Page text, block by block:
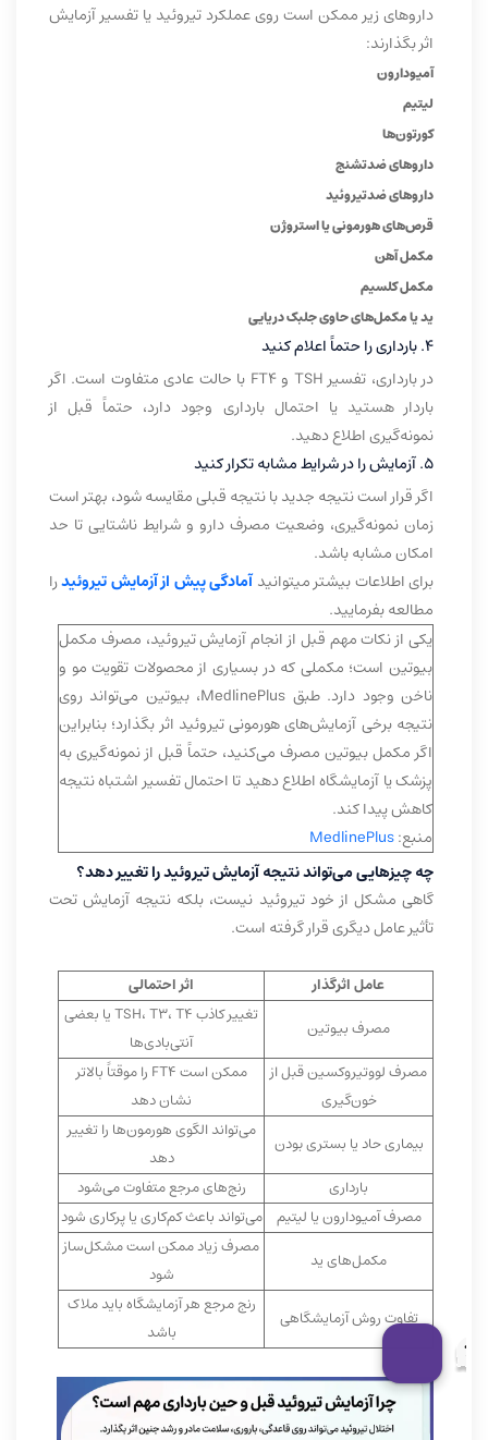
داروهای زیر ممکن است روی عملکرد تیروئید یا تفسیر آزمایش
اثر بگذارند:
آمیودارون
لیتیم
کورتون‌ها
داروهای ضدتشنج
داروهای ضدتیروئید
قرص‌های هورمونی یا استروژن
مکمل آهن
مکمل کلسیم
ید یا مکمل‌های حاوی جلبک دریایی
۴. بارداری را حتماً اعلام کنید
در بارداری، تفسیر TSH و FT4 با حالت عادی متفاوت است. اگر
باردار هستید یا احتمال بارداری وجود دارد، حتماً قبل از
نمونه‌گیری اطلاع دهید.
۵. آزمایش را در شرایط مشابه تکرار کنید
اگر قرار است نتیجه جدید با نتیجه قبلی مقایسه شود، بهتر است
زمان نمونه‌گیری، وضعیت مصرف دارو و شرایط ناشتایی تا حد
امکان مشابه باشد.
برای اطلاعات بیشتر میتوانیدآمادگی پیش از آزمایش تیروئیدرا
مطالعه بفرمایید.
یکی از نکات مهم قبل از انجام آزمایش تیروئید، مصرف مکمل
بیوتین است؛ مکملی که در بسیاری از محصولات تقویت مو و
ناخن وجود دارد. طبق MedlinePlus، بیوتین می‌تواند روی
نتیجه برخی آزمایش‌های هورمونی تیروئید اثر بگذارد؛ بنابراین
اگر مکمل بیوتین مصرف می‌کنید، حتماً قبل از نمونه‌گیری به
پزشک یا آزمایشگاه اطلاع دهید تا احتمال تفسیر اشتباه نتیجه
کاهش پیدا کند.
منبع:MedlinePlus
چه چیزهایی می‌تواند نتیجه آزمایش تیروئید را تغییر دهد؟
گاهی مشکل از خود تیروئید نیست، بلکه نتیجه آزمایش تحت
تأثیر عامل دیگری قرار گرفته است.
عامل اثرگذار
اثر احتمالی
مصرف بیوتین
تغییر کاذب TSH، T3، T4 یا بعضی
آنتی‌بادی‌ها
مصرف لووتیروکسین قبل از
خون‌گیری
ممکن است FT4 را موقتاً بالاتر
نشان دهد
بیماری حاد یا بستری بودن
می‌تواند الگوی هورمون‌ها را تغییر
دهد
بارداری
رنج‌های مرجع متفاوت می‌شود
مصرف آمیودارون یا لیتیم می‌تواند باعث کم‌کاری یا پرکاری شود
مکمل‌های ید
مصرف زیاد ممکن است مشکل‌ساز
شود
تفاوت روش آزمایشگاهی
رنج مرجع هر آزمایشگاه باید ملاک
باشد